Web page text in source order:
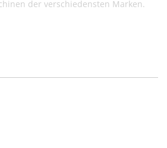
der verschiedensten Marken.